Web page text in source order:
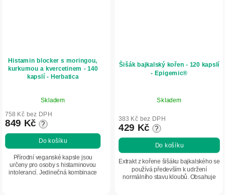
Histamin blocker s moringou,
kurkumou a kvercetinem - 140
kapslí - Herbatica
hodnocení
produktu
je
5,0
z
hvězdiček.
Skladem
758 Kč bez DPH
849 Kč ?
Do košíku
Přírodní veganské kapsle jsou
určeny pro osoby s histaminovou
intolerancí. Jedinečná kombinace
Šišák bajkalský kořen - 120 kapslí
- Epigemic®
Skladem
383 Kč bez DPH
429 Kč ?
Do košíku
Extrakt z kořene šišáku bajkalského se
používá především k udržení
normálního stavu kloubů. Obsahuje